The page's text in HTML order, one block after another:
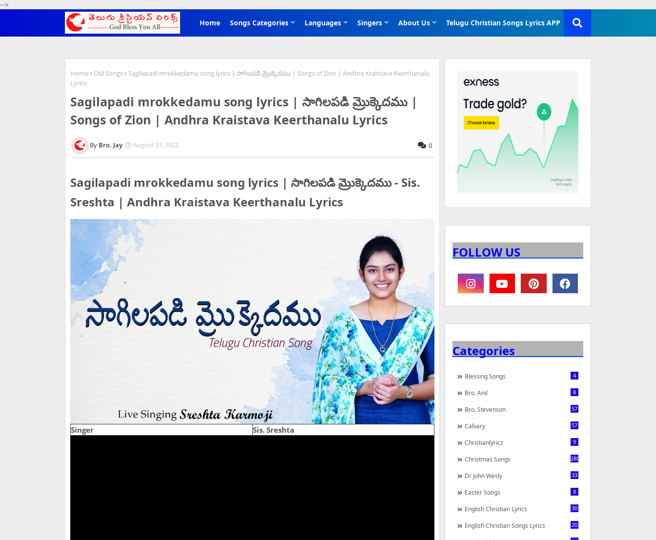
-->
Home
Songs Categories Languages Singers About Us Telugu Christian Songs Lyrics APP
Home Old Songs
Sagilapadi mrokkedamu song lyrics | సాగిలపడి మ్రొక్కెదము | Songs of Zion | Andhra Kraistava Keerthanalu
Lyrics
Sagilapadi mrokkedamu song lyrics | సాగిలపడి మ్రొక్కెదము |
Songs of Zion | Andhra Kraistava Keerthanalu Lyrics
Bro. Jay August 31, 2022 0
Sagilapadi mrokkedamu song lyrics | సాగిలపడి మ్రొక్కెదము - Sis.
Sreshta | Andhra Kraistava Keerthanalu Lyrics
Singer Sis. Sreshta
FOLLOW US
Categories
Blessing Songs 4
Bro. Anil 8
Bro. Stevenson 57
Calvary 57
Christianlyricz 9
Christmas Songs 280
Dr John Wesly 33
Easter Songs 8
English Christian Lyrics 30
English Christian Songs Lyrics 20